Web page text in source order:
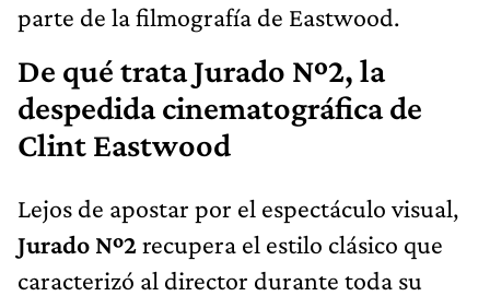
parte de la filmografía de Eastwood.
De qué trata Jurado Nº2, la
despedida cinematográfica de
Clint Eastwood
Lejos de apostar por el espectáculo visual,
Jurado Nº2recupera el estilo clásico que
caracterizó al director durante toda su